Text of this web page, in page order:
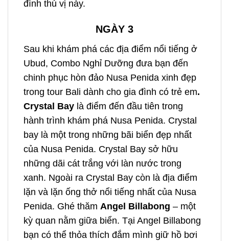
đình thú vị này.
NGÀY 3
Sau khi khám phá các địa điểm nổi tiếng ở
Ubud, Combo Nghỉ Dưỡng đưa bạn đến
chinh phục hòn đảo Nusa Penida xinh đẹp
trong tour Bali dành cho gia đình có trẻ em.
Crystal Bay là điểm đến đầu tiên trong
hành trình khám phá Nusa Penida. Crystal
bay là một trong những bãi biển đẹp nhất
của Nusa Penida. Crystal Bay sở hữu
những dãi cát trắng với làn nước trong
xanh. Ngoài ra Crystal Bay còn là địa điểm
lặn và lặn ống thở nổi tiếng nhất của Nusa
Penida. Ghé thăm Angel Billabong – một
kỳ quan nằm giữa biển. Tại Angel Billabong
bạn có thể thỏa thích đắm mình giữ hồ bơi